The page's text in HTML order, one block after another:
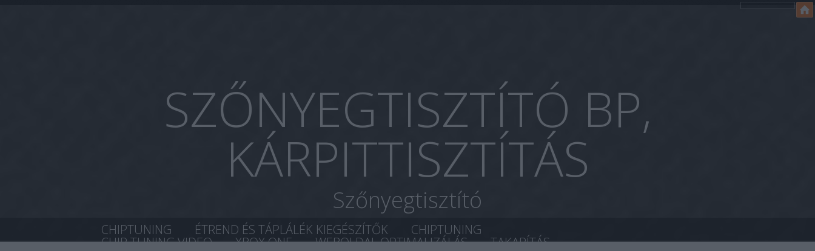
SZŐNYEGTISZTÍTÓ BP,
KÁRPITTISZTÍTÁS
Szőnyegtisztító
CHIPTUNING ÉTREND ÉS TÁPLÁLÉK KIEGÉSZÍTŐK CHIPTUNING
CHIP TUNING VIDEO XBOX ONE WEBOLDAL OPTIMALIZÁLÁS TAKARÍTÁS